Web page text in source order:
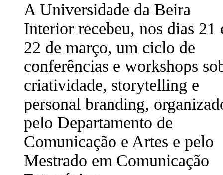
A Universidade da Beira
Interior recebeu, nos dias 21
22 de março, um ciclo de
conferências e workshops
criatividade, storytelling e
personal branding,
pelo Departamento de
Comunicação e Artes e pelo
Mestrado em Comunicação